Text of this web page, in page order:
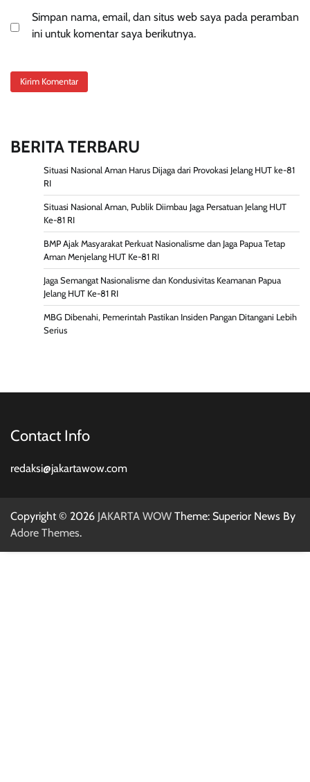
Simpan nama, email, dan situs web saya pada peramban
ini untuk komentar saya berikutnya.
BERITA TERBARU
Situasi Nasional Aman Harus Dijaga dari Provokasi Jelang HUT ke-81
RI
Situasi Nasional Aman, Publik Diimbau Jaga Persatuan Jelang HUT
Ke-81 RI
BMP Ajak Masyarakat Perkuat Nasionalisme dan Jaga Papua Tetap
Aman Menjelang HUT Ke-81 RI
Jaga Semangat Nasionalisme dan Kondusivitas Keamanan Papua
Jelang HUT Ke-81 RI
MBG Dibenahi, Pemerintah Pastikan Insiden Pangan Ditangani Lebih
Serius
Contact Info
redaksi@jakartawow.com
Copyright © 2026 JAKARTA WOW Theme: Superior News By
Adore Themes.